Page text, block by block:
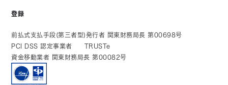
登録
前払式支払手段(第三者型)発行者 関東財務局長 第00698号
PCI DSS 認定事業者
TRUSTe
資金移動業者 関東財務局長 第00082号